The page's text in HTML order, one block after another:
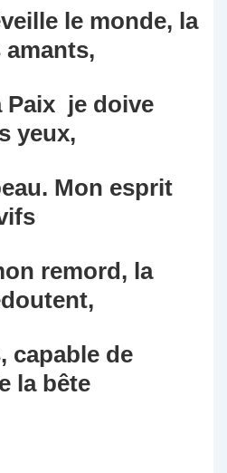
le monde, la
Paix je doive
yeux,
Mon esprit
remord, la
capable de
la bête